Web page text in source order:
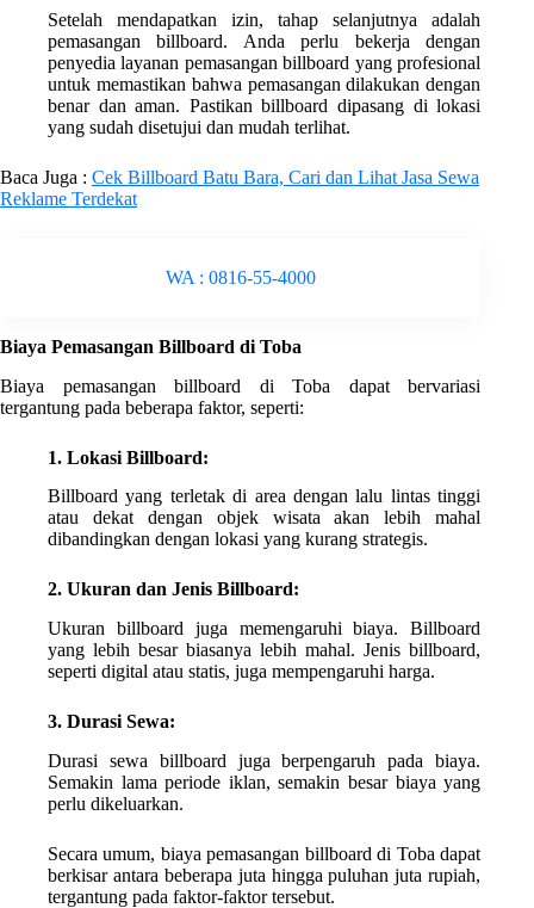
Setelah mendapatkan izin, tahap selanjutnya adalah
pemasangan billboard. Anda perlu bekerja dengan
penyedia layanan pemasangan billboard yang profesional
untuk memastikan bahwa pemasangan dilakukan dengan
benar dan aman. Pastikan billboard dipasang di lokasi
yang sudah disetujui dan mudah terlihat.
Baca Juga : Cek Billboard Batu Bara, Cari dan Lihat Jasa Sewa
Reklame Terdekat
WA : 0816-55-4000
Biaya Pemasangan Billboard di Toba
Biaya pemasangan billboard di Toba dapat bervariasi
tergantung pada beberapa faktor, seperti:
1. Lokasi Billboard:
Billboard yang terletak di area dengan lalu lintas tinggi
atau dekat dengan objek wisata akan lebih mahal
dibandingkan dengan lokasi yang kurang strategis.
2. Ukuran dan Jenis Billboard:
Ukuran billboard juga memengaruhi biaya. Billboard
yang lebih besar biasanya lebih mahal. Jenis billboard,
seperti digital atau statis, juga mempengaruhi harga.
3. Durasi Sewa:
Durasi sewa billboard juga berpengaruh pada biaya.
Semakin lama periode iklan, semakin besar biaya yang
perlu dikeluarkan.
Secara umum, biaya pemasangan billboard di Toba dapat
berkisar antara beberapa juta hingga puluhan juta rupiah,
tergantung pada faktor-faktor tersebut.